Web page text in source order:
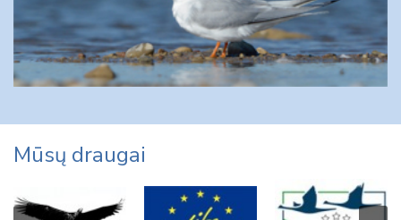
Mūsų draugai